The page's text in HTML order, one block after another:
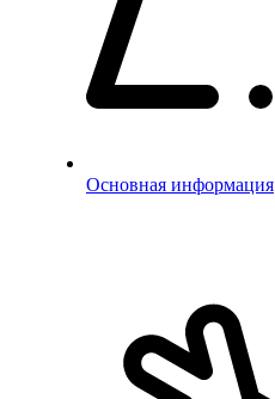
Основная информация